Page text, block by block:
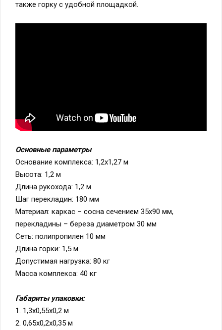
также горку с удобной площадкой.
Основные параметры:
Основание комплекса: 1,2х1,27 м
Высота: 1,2 м
Длина рукохода: 1,2 м
Шаг перекладин: 180 мм
Материал: каркас – сосна сечением 35х90 мм,
перекладины – береза диаметром 30 мм
Сеть: полипропилен 10 мм
Длина горки: 1,5 м
Допустимая нагрузка: 80 кг
Масса комплекса: 40 кг
Габариты упаковки:
1. 1,3х0,55х0,2 м
2. 0,65х0,2х0,35 м